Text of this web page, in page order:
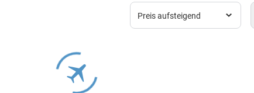
Preis aufsteigend